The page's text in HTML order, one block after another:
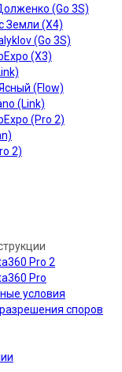
(Go 3S)
Земли (X4)
(Go 3S)
(X3)
(Flow)
(Link)
(Pro 2)
2)
Pro 2
Pro
условия
споров